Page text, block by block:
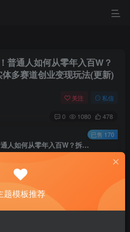
普通人如何从零年入百W？
多赛道创业变现玩法(更新)
关注 私信
0 1080 478
群响7周年直播回放！普通人如何从零年入百W？拆解大厂、草根、实体多赛道创业变现玩法(更新)
9.9
已售 170
题模板推荐